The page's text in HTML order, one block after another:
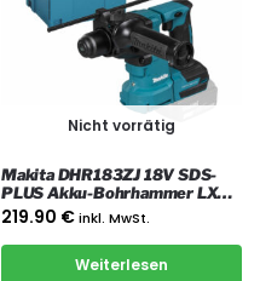
Nicht vorrätig
Makita DHR183ZJ 18V SDS-
PLUS Akku-Bohrhammer LXT
18 mm 1,7 J, mit Koffer
219.90 €inkl. MwSt.
Weiterlesen